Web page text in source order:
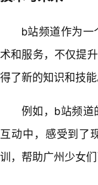
b站频道作为
术和服务，不仅提
得了新的知识和技能
例如，b站频道
互动中，感受到了
训，帮助广州少女